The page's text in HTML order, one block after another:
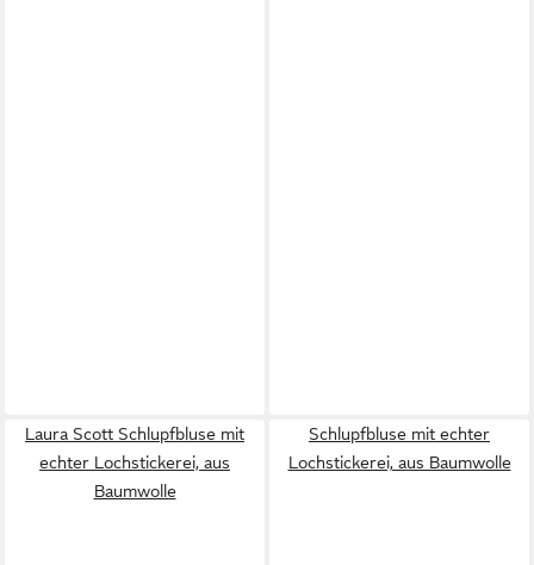
Laura Scott Schlupfbluse mit
echter Lochstickerei, aus
Baumwolle
Schlupfbluse mit echter
Lochstickerei, aus Baumwolle